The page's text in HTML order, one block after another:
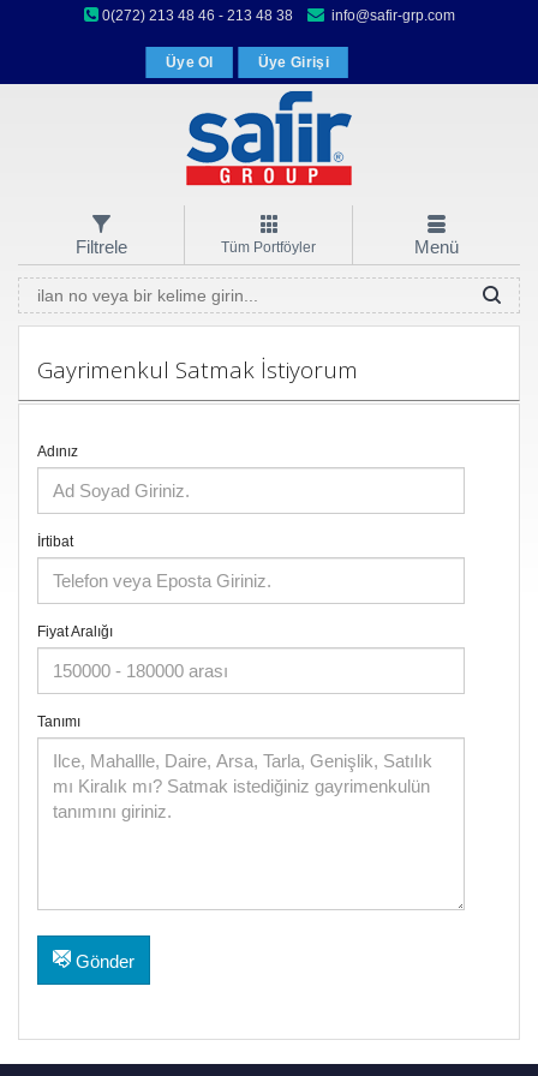
0(272) 213 48 46 - 213 48 38 info@safir-grp.com
Üye Ol Üye Girişi
Filtrele Tüm Portföyler Menü
Gayrimenkul Satmak İstiyorum
Adınız
İrtibat
Fiyat Aralığı
Tanımı
Gönder